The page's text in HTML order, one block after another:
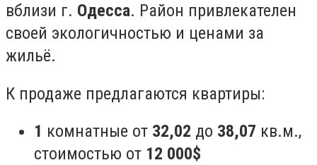
вблизи г. Одесса. Район привлекателен
своей экологичностью и ценами за
жильё.
К продаже предлагаются квартиры:
1 комнатные от 32,02 до 38,07 кв.м.,
стоимостью от 12 000$